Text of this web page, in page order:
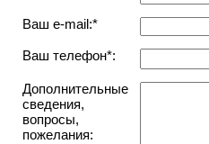
Ваш e-mail:*
Ваш телефон*:
Дополнительные
сведения,
вопросы,
пожелания: